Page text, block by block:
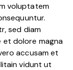
voluptatem
sed diam
et dolore magna
accusam et
vidunt ut